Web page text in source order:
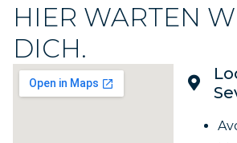
HIER WARTEN
DICH.